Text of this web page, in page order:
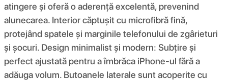
atingere și oferă o aderență excelentă, prevenind
alunecarea. Interior căptușit cu microfibră fină,
protejând spatele și marginile telefonului de zgârieturi
și șocuri. Design minimalist și modern: Subțire și
perfect ajustată pentru a îmbrăca iPhone-ul fără a
adăuga volum. Butoanele laterale sunt acoperite cu